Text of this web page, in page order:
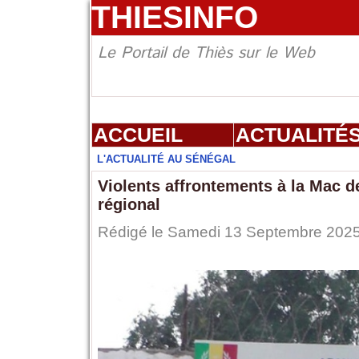
THIESINFO
Le Portail de Thiès sur le Web
ACCUEIL
L'ACTUALITÉ AU SÉNÉGAL
Violents affrontements à la Mac
régional
Rédigé le Samedi 13 Septembre